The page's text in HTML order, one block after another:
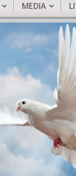
MEDIA